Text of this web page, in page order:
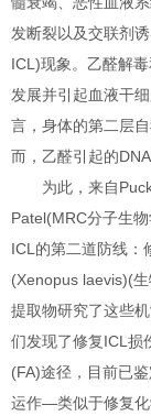
发断裂以及交联剂
ICL)现象。乙醛解
发展并引起血液干
言，身体的第二层
而，乙醛引起的
为此，来自Puck
Patel(MRC分子生
ICL的第二道防线：
(Xenopus laevis)(
提取物研究了这些
们发现了修复ICL损
(FA)途径，目前已
运作—类似于修复化